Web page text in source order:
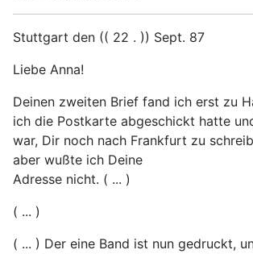
Stuttgart den (( 22 . )) Sept. 87
Liebe Anna!
Deinen zweiten Brief fand ich erst zu
ich die Postkarte abgeschickt hatte
war, Dir noch nach Frankfurt zu
aber wußte ich Deine
Adresse nicht. ( ... )
( ... )
( ... ) Der eine Band ist nun gedruckt,